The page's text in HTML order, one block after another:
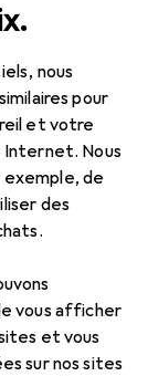
nous
pour
et votre
Internet. Nous
exemple, de
des
vous afficher
et vous
sur nos sites
portable